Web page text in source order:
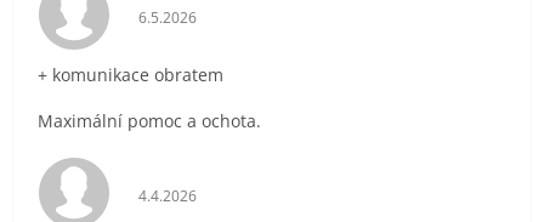
Hodnocení obchodu je 5 z 5 hvězdiček.
6.5.2026
+ komunikace obratem
Maximální pomoc a ochota.
Hodnocení obchodu je 5 z 5 hvězdiček.
4.4.2026